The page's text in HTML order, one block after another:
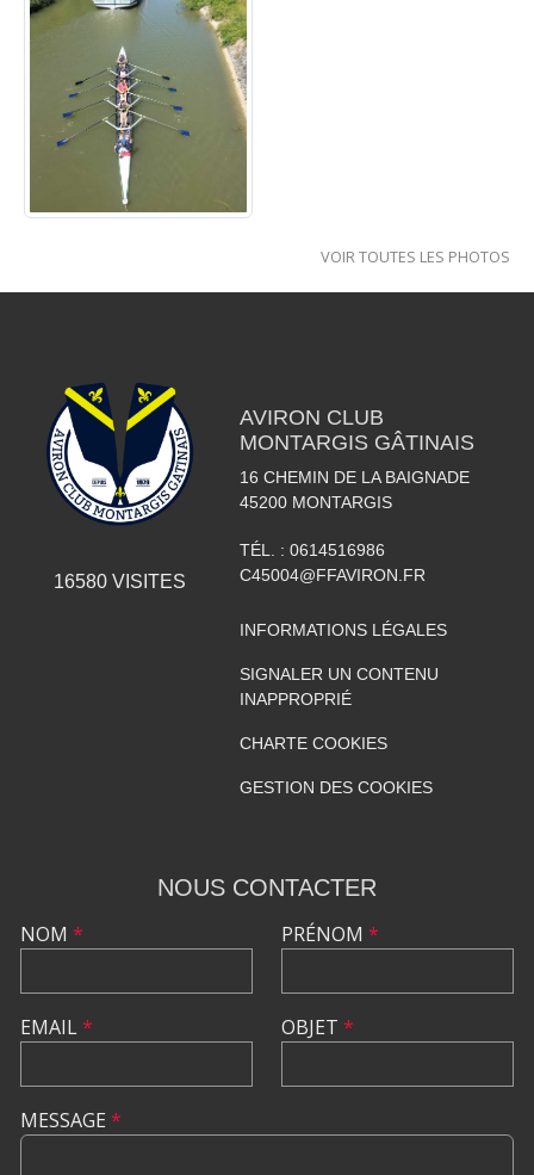
VOIR TOUTES LES PHOTOS
16580VISITES
AVIRON CLUB
MONTARGIS GÂTINAIS
16 CHEMIN DE LA BAIGNADE
45200 MONTARGIS
TÉL. : 0614516986
C45004@FFAVIRON.FR
INFORMATIONS LÉGALES
SIGNALER UN CONTENU
INAPPROPRIÉ
CHARTE COOKIES
GESTION DES COOKIES
NOUS CONTACTER
NOM *
EMAIL*
PRÉNOM *
OBJET *
MESSAGE *